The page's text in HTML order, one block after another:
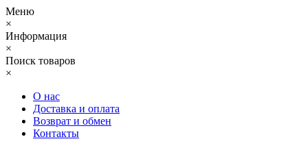
Меню
×
Информация
×
Поиск товаров
×
О нас
Доставка и оплата
Возврат и обмен
Контакты